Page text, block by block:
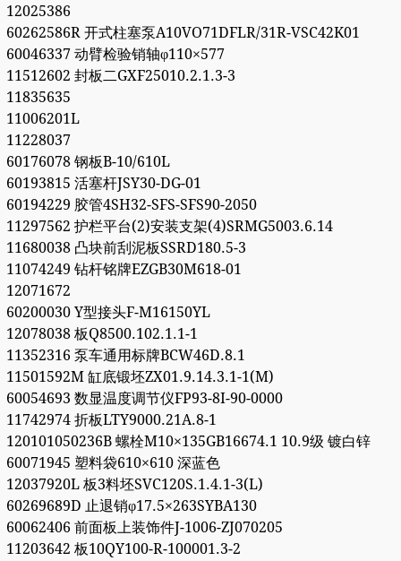
12025386
60262586R 开式柱塞泵A10VO71DFLR/31R-VSC42K01
60046337 动臂检验销轴φ110×577
11512602 封板二GXF25010.2.1.3-3
11835635
11006201L
11228037
60176078 钢板B-10/610L
60193815 活塞杆JSY30-DG-01
60194229 胶管4SH32-SFS-SFS90-2050
11297562 护栏平台(2)安装支架(4)SRMG5003.6.14
11680038 凸块前刮泥板SSRD180.5-3
11074249 钻杆铭牌EZGB30M618-01
12071672
60200030 Y型接头F-M16150YL
12078038 板Q8500.102.1.1-1
11352316 泵车通用标牌BCW46D.8.1
11501592M 缸底锻坯ZX01.9.14.3.1-1(M)
60054693 数显温度调节仪FP93-8I-90-0000
11742974 折板LTY9000.21A.8-1
120101050236B 螺栓M10×135GB16674.1 10.9级 镀白锌
60071945 塑料袋610×610 深蓝色
12037920L 板3料坯SVC120S.1.4.1-3(L)
60269689D 止退销φ17.5×263SYBA130
60062406 前面板上装饰件J-1006-ZJ070205
11203642 板10QY100-R-100001.3-2